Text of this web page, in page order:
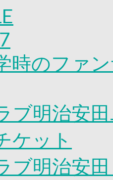
時のファ
ブ明治安
ケット
ブ明治安